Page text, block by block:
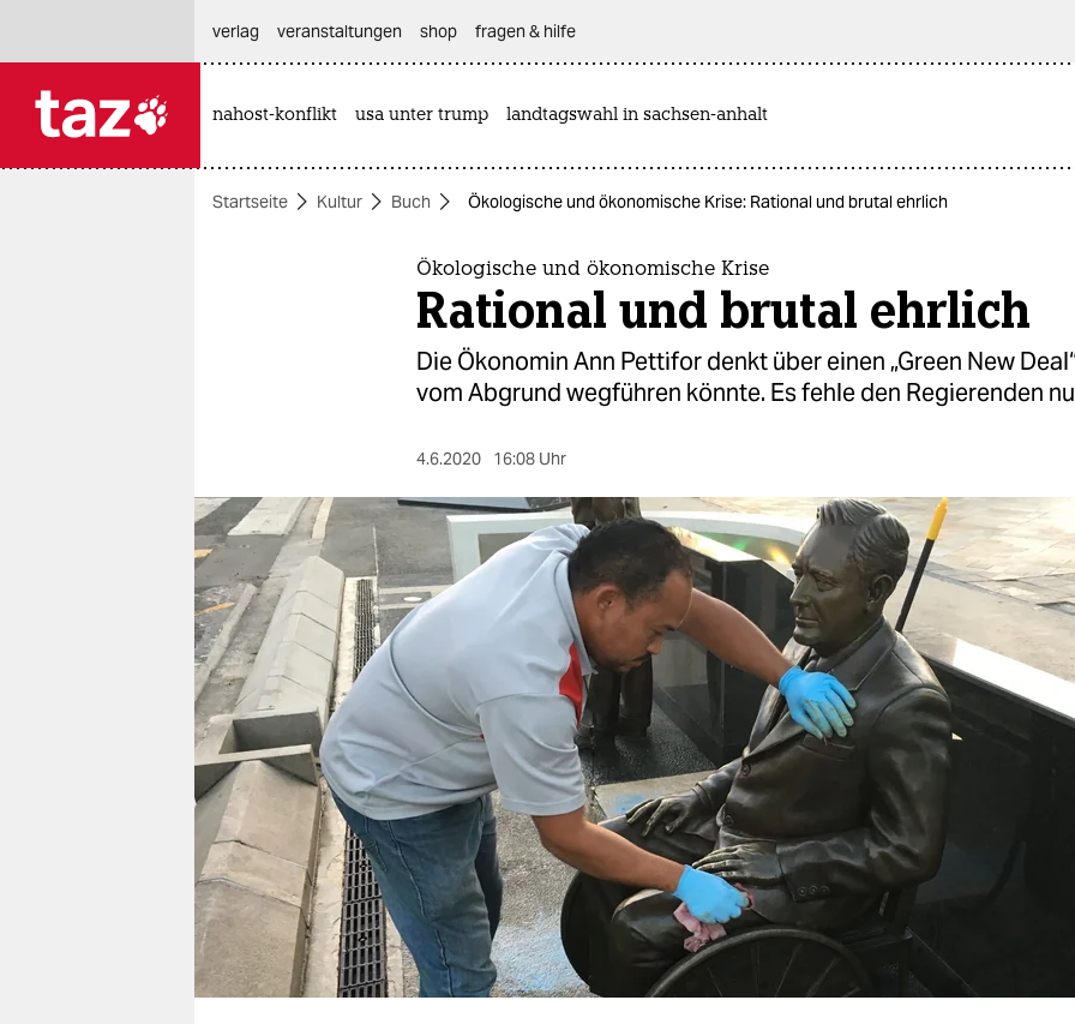
themen
berlin
nord
wahrheit
verlag
verlag
veranstaltungen
shop
fragen & hilfe
unterstützen
abo
verlag
veranstaltungen shop fragen & hilfe
nahost-konflikt usa unter trump landtagswahl in sachsen-anhalt
Startseite Kultur Buch Ökologische und ökonomische Krise: Rational und brutal ehrlich
Ökologische und ökonomische Krise
Rational und brutal ehrlich
Die Ökonomin Ann Pettifor denkt über einen „Green New
vom Abgrund wegführen könnte. Es fehle den Regierenden
4.6.2020 16:08 Uhr